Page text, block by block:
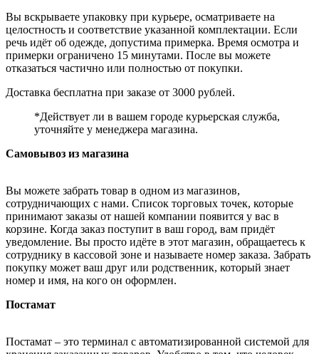
Вы вскрываете упаковку при курьере, осматриваете на
целостность и соответствие указанной комплектации. Если
речь идёт об одежде, допустима примерка. Время осмотра и
примерки ограничено 15 минутами. После вы можете
отказаться частично или полностью от покупки.
Доставка бесплатна при заказе от 3000 рублей.
*Действует ли в вашем городе курьерская служба,
уточняйте у менеджера магазина.
Самовывоз из магазина
Вы можете забрать товар в одном из магазинов,
сотрудничающих с нами. Список торговых точек, которые
принимают заказы от нашей компании появится у вас в
корзине. Когда заказ поступит в ваш город, вам придёт
уведомление. Вы просто идёте в этот магазин, обращаетесь к
сотруднику в кассовой зоне и называете номер заказа. Забрать
покупку может ваш друг или родственник, который знает
номер и имя, на кого он оформлен.
Постамат
Постамат – это терминал с автоматизированной системой для